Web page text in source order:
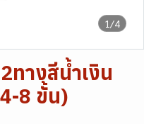
1/4
ทางสีน้ำเงิน
8 ขั้น)